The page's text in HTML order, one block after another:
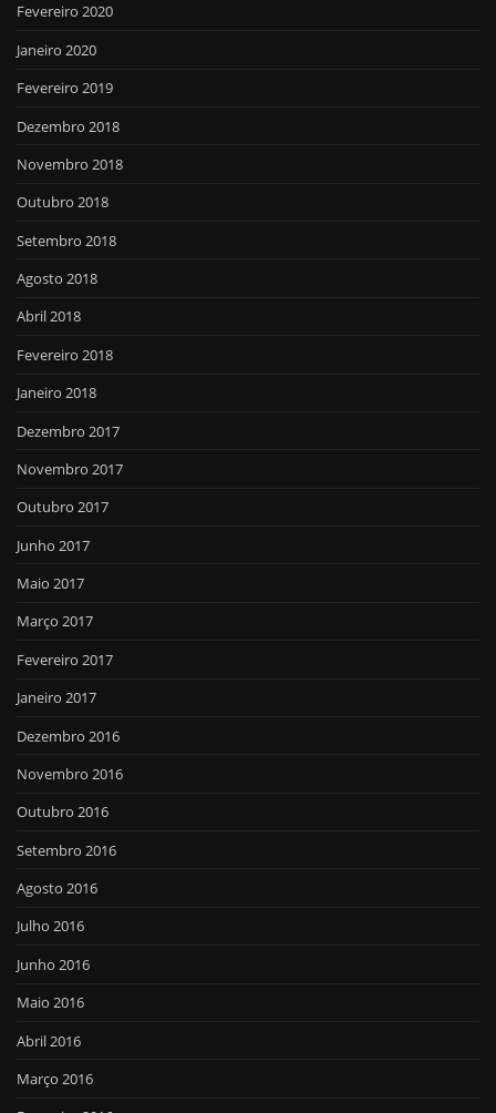
Fevereiro 2020
Janeiro 2020
Fevereiro 2019
Dezembro 2018
Novembro 2018
Outubro 2018
Setembro 2018
Agosto 2018
Abril 2018
Fevereiro 2018
Janeiro 2018
Dezembro 2017
Novembro 2017
Outubro 2017
Junho 2017
Maio 2017
Março 2017
Fevereiro 2017
Janeiro 2017
Dezembro 2016
Novembro 2016
Outubro 2016
Setembro 2016
Agosto 2016
Julho 2016
Junho 2016
Maio 2016
Abril 2016
Março 2016